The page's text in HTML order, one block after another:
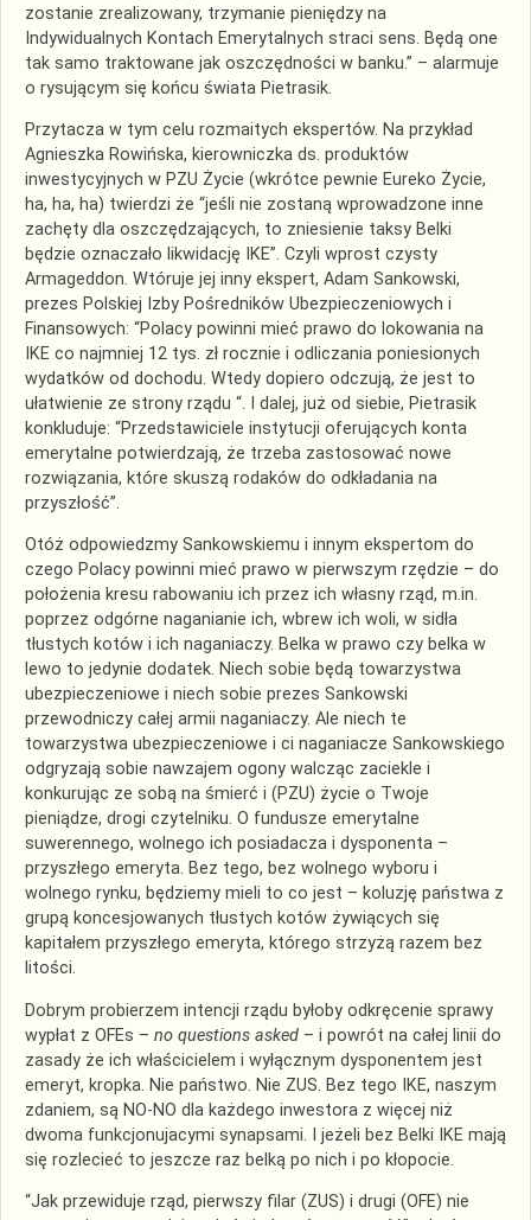
zostanie zrealizowany, trzymanie pieniędzy na
Indywidualnych Kontach Emerytalnych straci sens. Będą one
tak samo traktowane jak oszczędności w banku.” – alarmuje
o rysującym się końcu świata Pietrasik.
Przytacza w tym celu rozmaitych ekspertów. Na przykład
Agnieszka Rowińska, kierowniczka ds. produktów
inwestycyjnych w PZU Życie (wkrótce pewnie Eureko Życie,
ha, ha, ha) twierdzi że “jeśli nie zostaną wprowadzone inne
zachęty dla oszczędzających, to zniesienie taksy Belki
będzie oznaczało likwidację IKE”. Czyli wprost czysty
Armageddon. Wtóruje jej inny ekspert, Adam Sankowski,
prezes Polskiej Izby Pośredników Ubezpieczeniowych i
Finansowych: “Polacy powinni mieć prawo do lokowania na
IKE co najmniej 12 tys. zł rocznie i odliczania poniesionych
wydatków od dochodu. Wtedy dopiero odczują, że jest to
ułatwienie ze strony rządu “. I dalej, już od siebie, Pietrasik
konkluduje: “Przedstawiciele instytucji oferujących konta
emerytalne potwierdzają, że trzeba zastosować nowe
rozwiązania, które skuszą rodaków do odkładania na
przyszłość”.
Otóż odpowiedzmy Sankowskiemu i innym ekspertom do
czego Polacy powinni mieć prawo w pierwszym rzędzie – do
położenia kresu rabowaniu ich przez ich własny rząd, m.in.
poprzez odgórne naganianie ich, wbrew ich woli, w sidła
tłustych kotów i ich naganiaczy. Belka w prawo czy belka w
lewo to jedynie dodatek. Niech sobie będą towarzystwa
ubezpieczeniowe i niech sobie prezes Sankowski
przewodniczy całej armii naganiaczy. Ale niech te
towarzystwa ubezpieczeniowe i ci naganiacze Sankowskiego
odgryzają sobie nawzajem ogony walcząc zaciekle i
konkurując ze sobą na śmierć i (PZU) życie o Twoje
pieniądze, drogi czytelniku. O fundusze emerytalne
suwerennego, wolnego ich posiadacza i dysponenta –
przyszłego emeryta. Bez tego, bez wolnego wyboru i
wolnego rynku, będziemy mieli to co jest – koluzję państwa z
grupą koncesjowanych tłustych kotów żywiących się
kapitałem przyszłego emeryta, którego strzyżą razem bez
litości.
Dobrym probierzem intencji rządu byłoby odkręcenie sprawy
wypłat z OFEs – no questions asked – i powrót na całej linii do
zasady że ich właścicielem i wyłącznym dysponentem jest
emeryt, kropka. Nie państwo. Nie ZUS. Bez tego IKE, naszym
zdaniem, są NO-NO dla każdego inwestora z więcej niż
dwoma funkcjonujacymi synapsami. I jeżeli bez Belki IKE mają
się rozlecieć to jeszcze raz belką po nich i po kłopocie.
“Jak przewiduje rząd, pierwszy filar (ZUS) i drugi (OFE) nie